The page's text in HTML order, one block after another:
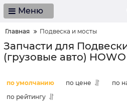
Меню
Главная Подвеска и мосты
Запчасти для
(грузовые авто) HOWO
по умолчанию по цене
по
по рейтингу